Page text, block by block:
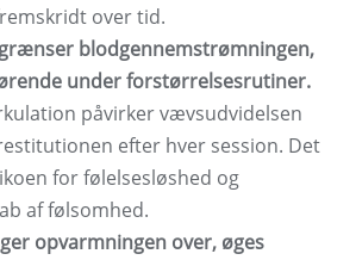
over tid.
blodgennemstrømningen,
under forstørrelsesrutiner.
påvirker vævsudvidelsen
efter hver session. Det
for følelsesløshed og
af følsomhed.
opvarmningen over, øges